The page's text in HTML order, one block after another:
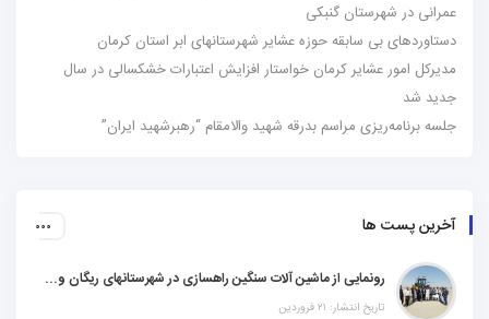
عمرانی در شهرستان گنبکی
دستاوردهای بی سابقه حوزه عشایر شهرستانهای ابر استان کرمان
مدیرکل امور عشایر کرمان خواستار افزایش اعتبارات خشکسالی در سال
جدید شد
جلسه برنامه‌ریزی مراسم بدرقه شهید والامقام “رهبرشهید ایران”
آخرین پست ها
رونمایی از ماشین آلات سنگین راهسازی در شهرستانهای ریگان و گنبکی
تاریخ انتشار: ۲۱ فروردین